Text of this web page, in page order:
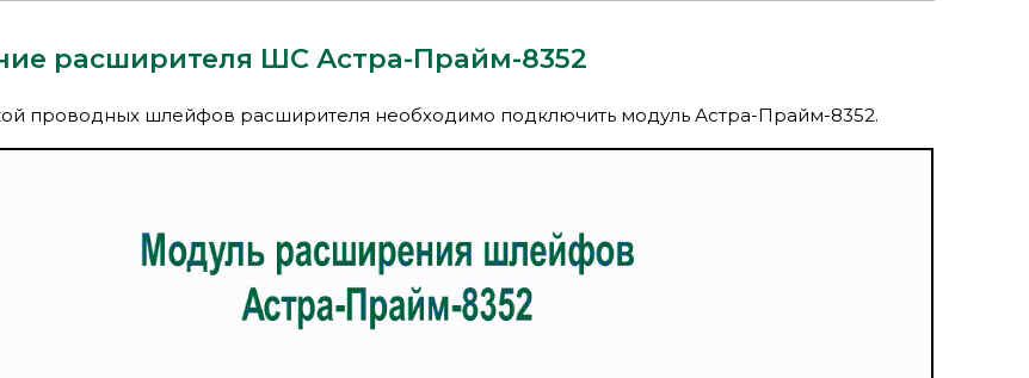
расширителя ШС Астра-Прайм-8352
проводных шлейфов расширителя необходимо подключить модуль Астра-Прайм-8352.